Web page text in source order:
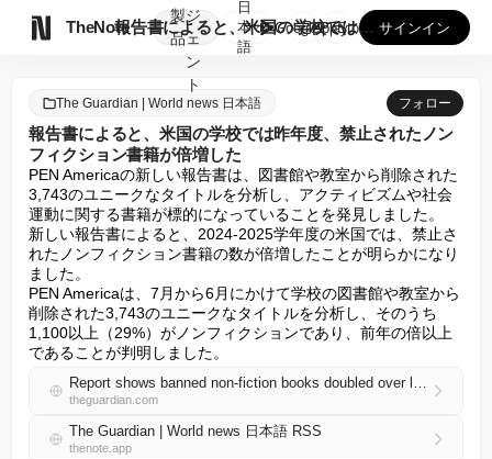
TheNote
製
品
ジ
ェ
ン
ト
報告書によると、米国の学校では昨年度、禁止されたノンフィクシ...
日
本
語
GooglePlay
AppStore サインイン
The Guardian | World news 日本語 フォロー
報告書によると、米国の学校では昨年度、禁止されたノン
フィクション書籍が倍増した
PEN Americaの新しい報告書は、図書館や教室から削除された
3,743のユニークなタイトルを分析し、アクティビズムや社会
運動に関する書籍が標的になっていることを発見しました。
新しい報告書によると、2024-2025学年度の米国では、禁止さ
れたノンフィクション書籍の数が倍増したことが明らかになり
ました。
PEN Americaは、7月から6月にかけて学校の図書館や教室から
削除された3,743のユニークなタイトルを分析し、そのうち
1,100以上（29%）がノンフィクションであり、前年の倍以上
であることが判明しました。
Report shows banned non-fiction books doubled over last school year in US
theguardian.com
The Guardian | World news 日本語 RSS
thenote.app